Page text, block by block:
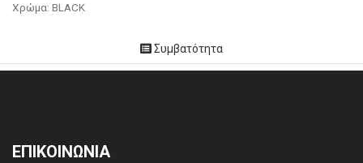
Χρώμα: BLACK
Συμβατότητα
ΕΠΙΚΟΙΝΩΝΙΑ